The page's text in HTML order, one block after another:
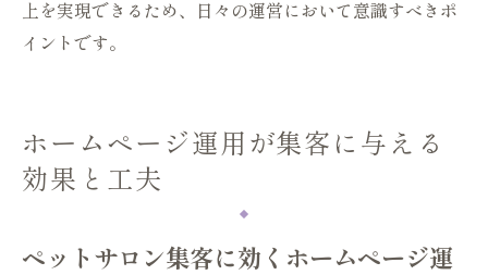
上を実現できるため、日々の運営において意識すべきポ
イントです。
ホームページ運用が集客に与える
効果と工夫
ペットサロン集客に効くホームページ運